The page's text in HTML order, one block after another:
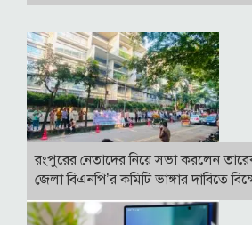
রংপুরের নেতাদের নিয়ে সভা করলেন
জেলা বিএনপি’র কমিটি ভাঙ্গার দাবিতে